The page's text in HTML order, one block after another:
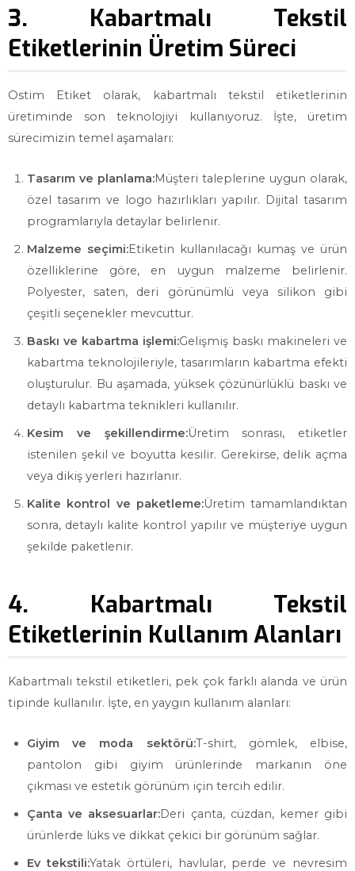
3. Kabartmalı Tekstil
Etiketlerinin Üretim Süreci
Ostim Etiket olarak, kabartmalı tekstil etiketlerinin
üretiminde son teknolojiyi kullanıyoruz. İşte, üretim
sürecimizin temel aşamaları:
Tasarım ve planlama:Müşteri taleplerine uygun olarak,
özel tasarım ve logo hazırlıkları yapılır. Dijital tasarım
programlarıyla detaylar belirlenir.
Malzeme seçimi:Etiketin kullanılacağı kumaş ve ürün
özelliklerine göre, en uygun malzeme belirlenir.
Polyester, saten, deri görünümlü veya silikon gibi
çeşitli seçenekler mevcuttur.
Baskı ve kabartma işlemi:Gelişmiş baskı makineleri ve
kabartma teknolojileriyle, tasarımların kabartma efekti
oluşturulur. Bu aşamada, yüksek çözünürlüklü baskı ve
detaylı kabartma teknikleri kullanılır.
Kesim ve şekillendirme:Üretim sonrası, etiketler
istenilen şekil ve boyutta kesilir. Gerekirse, delik açma
veya dikiş yerleri hazırlanır.
Kalite kontrol ve paketleme:Üretim tamamlandıktan
sonra, detaylı kalite kontrol yapılır ve müşteriye uygun
şekilde paketlenir.
4. Kabartmalı Tekstil
Etiketlerinin Kullanım Alanları
Kabartmalı tekstil etiketleri, pek çok farklı alanda ve ürün
tipinde kullanılır. İşte, en yaygın kullanım alanları:
Giyim ve moda sektörü:T-shirt, gömlek, elbise,
pantolon gibi giyim ürünlerinde markanın öne
çıkması ve estetik görünüm için tercih edilir.
Çanta ve aksesuarlar:Deri çanta, cüzdan, kemer gibi
ürünlerde lüks ve dikkat çekici bir görünüm sağlar.
Ev tekstili:Yatak örtüleri, havlular, perde ve nevresim